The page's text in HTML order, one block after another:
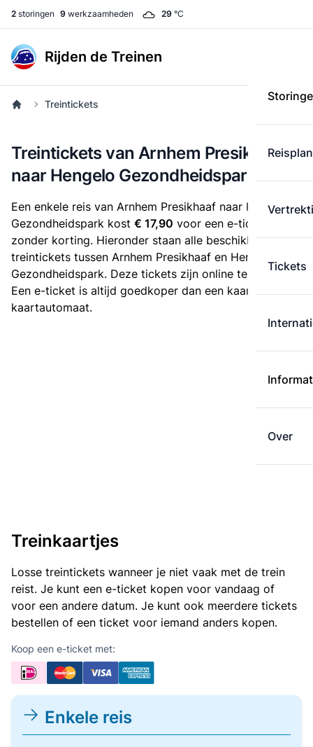
2 storingen 9 werkzaamheden 29 °C
Rijden de Treinen
Tickets
Over
Treintickets
Treintickets van Arnhem Presikhaaf
naar Hengelo Gezondheidspark
Een enkele reis van Arnhem Presikhaaf naar Hengelo
Gezondheidspark kost € 17,90 voor een e-ticket
zonder korting. Hieronder staan alle beschikbare
treintickets tussen Arnhem Presikhaaf en Hengelo
Gezondheidspark. Deze tickets zijn online te koop.
Een e-ticket is altijd goedkoper dan een kaartje uit de
kaartautomaat.
Treinkaartjes
Losse treintickets wanneer je niet vaak met de trein
reist. Je kunt een e-ticket kopen voor vandaag of
voor een andere datum. Je kunt ook meerdere tickets
bestellen of een ticket voor iemand anders kopen.
Koop een e-ticket met:
Enkele reis